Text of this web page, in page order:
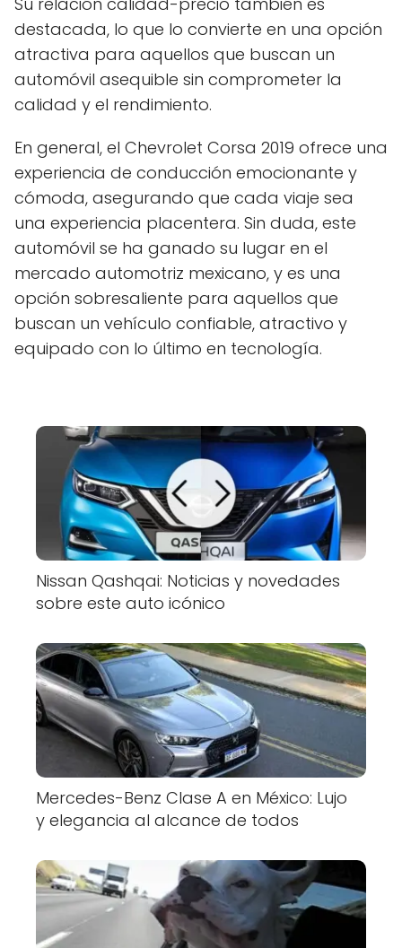
destacada, lo que lo convierte en una opción
atractiva para aquellos que buscan un
automóvil asequible sin comprometer la
calidad y el rendimiento.
En general, el Chevrolet Corsa 2019 ofrece una
experiencia de conducción emocionante y
cómoda, asegurando que cada viaje sea
una experiencia placentera. Sin duda, este
automóvil se ha ganado su lugar en el
mercado automotriz mexicano, y es una
opción sobresaliente para aquellos que
buscan un vehículo confiable, atractivo y
equipado con lo último en tecnología.
Nissan Qashqai: Noticias y novedades
sobre este auto icónico
Mercedes-Benz Clase A en México: Lujo
y elegancia al alcance de todos